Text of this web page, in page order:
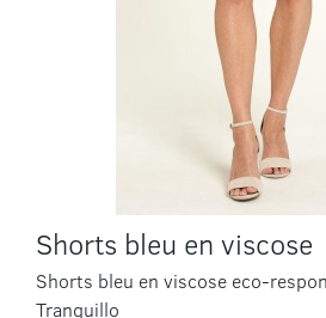
Shorts bleu en viscose
Shorts bleu en viscose eco-
Tranquillo